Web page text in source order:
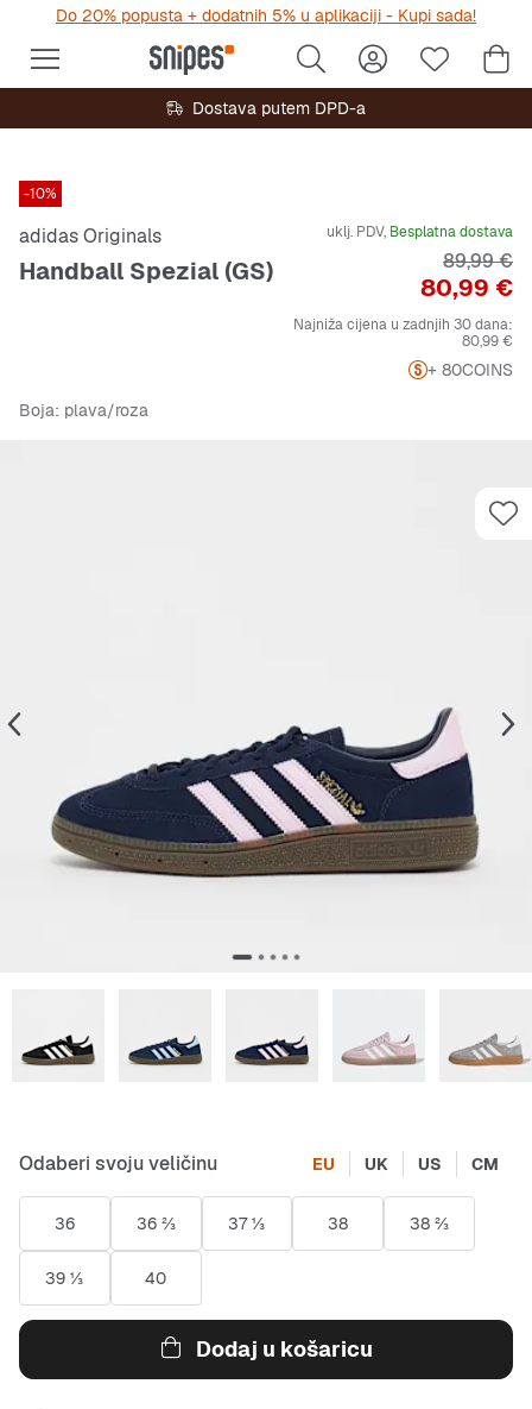
Do 20% popusta + dodatnih 5% u aplikaciji - Kupi sada!
Dostava putem DPD-a
-10%
adidas Originals
Handball Spezial (GS)
uklj. PDV, Besplatna dostava
Cijena
80,99 €
89,99 €
Najniža cijena u zadnjih 30 dana:
80,99 €
+ 80COINS
Boja: plava/roza
Odaberi svoju veličinu EU UK US CM
36 36 ⅔ 37 ⅓ 38 38 ⅔
39 ⅓ 40
Dodaj u košaricu